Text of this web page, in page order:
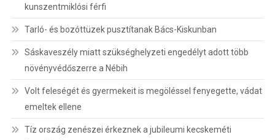
kunszentmiklósi férfi
Tarló- és bozóttüzek pusztítanak Bács-Kiskunban
Sáskaveszély miatt szükséghelyzeti engedélyt adott több
növényvédőszerre a Nébih
Volt feleségét és gyermekeit is megöléssel fenyegette, vádat
emeltek ellene
Tíz ország zenészei érkeznek a jubileumi kecskeméti